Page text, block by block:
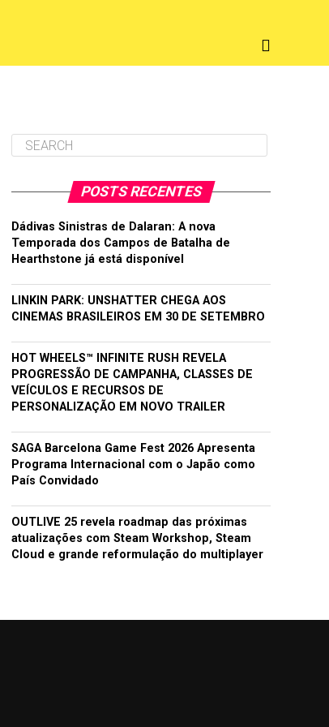
POSTS RECENTES
Dádivas Sinistras de Dalaran: A nova
Temporada dos Campos de Batalha de
Hearthstone já está disponível
LINKIN PARK: UNSHATTER CHEGA AOS
CINEMAS BRASILEIROS EM 30 DE SETEMBRO
HOT WHEELS™ INFINITE RUSH REVELA
PROGRESSÃO DE CAMPANHA, CLASSES DE
VEÍCULOS E RECURSOS DE
PERSONALIZAÇÃO EM NOVO TRAILER
SAGA Barcelona Game Fest 2026 Apresenta
Programa Internacional com o Japão como
País Convidado
OUTLIVE 25 revela roadmap das próximas
atualizações com Steam Workshop, Steam
Cloud e grande reformulação do multiplayer